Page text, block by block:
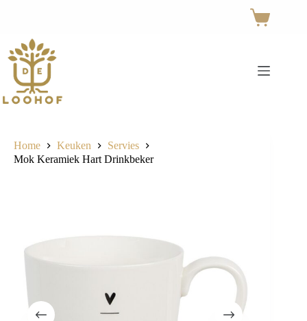
inhoud
Home Keuken
Servies
Mok Keramiek Hart Drinkbeker